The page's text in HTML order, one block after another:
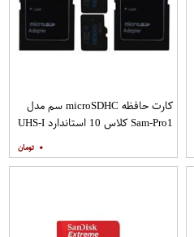
کارت حافظه microSDHC سم مدل
Sam-Pro1 کلاس 10 استاندارد UHS-I
گیگابایت به همراه آداپتور SD بسته
۰